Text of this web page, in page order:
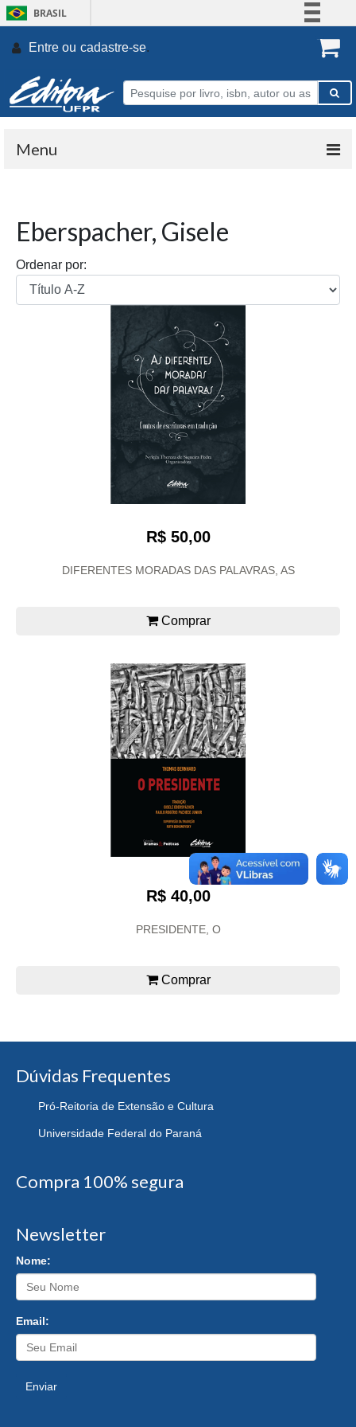
BRASIL
Participe
Entre ou cadastre-se.
Menu
Eberspacher, Gisele
Ordenar por:
R$ 50,00
DIFERENTES MORADAS DAS PALAVRAS, AS
Comprar
R$ 40,00
PRESIDENTE, O
Comprar
Dúvidas Frequentes
Pró-Reitoria de Extensão e Cultura
Universidade Federal do Paraná
Compra 100% segura
Newsletter
Nome:
Email:
Enviar